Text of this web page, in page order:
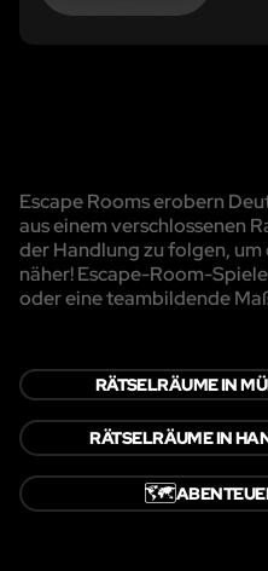
Escape Rooms erobern
aus einem verschlossenen
der Handlung zu folgen,
näher! Escape-Room-
oder eine teambildende
RÄTSELRÄUME IN
RÄTSELRÄUME IN
🗺️